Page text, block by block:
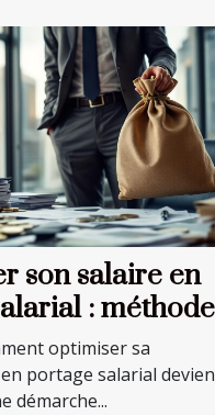
son salaire en
:
optimiser sa
portage salarial
démarche...